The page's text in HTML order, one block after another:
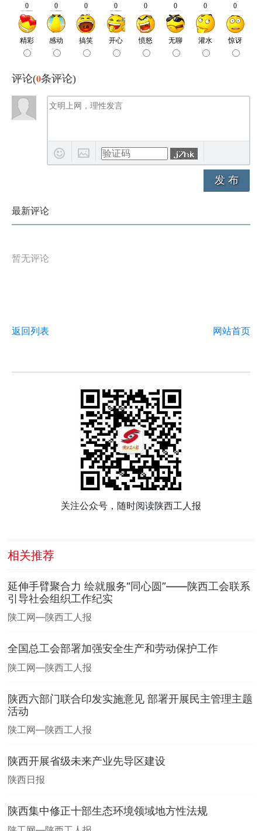
评论(0条评论)
发 布
最新评论
暂无评论
返回列表 网站首页
关注公众号，随时阅读陕西工人报
相关推荐
延伸手臂聚合力 绘就服务“同心圆”——陕西工会联系
引导社会组织工作纪实
陕工网—陕西工人报
全国总工会部署加强安全生产和劳动保护工作
陕工网—陕西工人报
陕西六部门联合印发实施意见 部署开展民主管理主题
活动
陕工网—陕西工人报
陕西开展省级未来产业先导区建设
陕西日报
陕西集中修正十部生态环境领域地方性法规